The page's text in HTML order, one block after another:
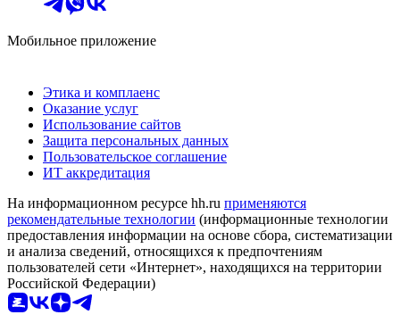
Мобильное приложение
Этика и комплаенс
Оказание услуг
Использование сайтов
Защита персональных данных
Пользовательское соглашение
ИТ аккредитация
На информационном ресурсе hh.ru применяются
рекомендательные технологии (информационные технологии
предоставления информации на основе сбора, систематизации
и анализа сведений, относящихся к предпочтениям
пользователей сети «Интернет», находящихся на территории
Российской Федерации)